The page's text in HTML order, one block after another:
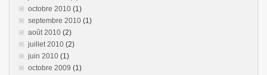
octobre 2010 (1)
septembre 2010 (1)
août 2010 (2)
juillet 2010 (2)
juin 2010 (1)
octobre 2009 (1)